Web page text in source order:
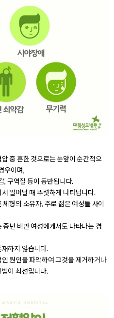
압 중 흔한 것으로는눈앞이 순간적으
우이며,
, 구역질 등이 동반됩니다.
일어날 때 뚜렷하게 나타납니다.
형의 소유자, 주로 젊은 여성들 사이
년 비만 여성에게서도 나타나는 경
하지 않습니다.
원인을 파악하여 그것을 제거하거나
이 최선입니다.